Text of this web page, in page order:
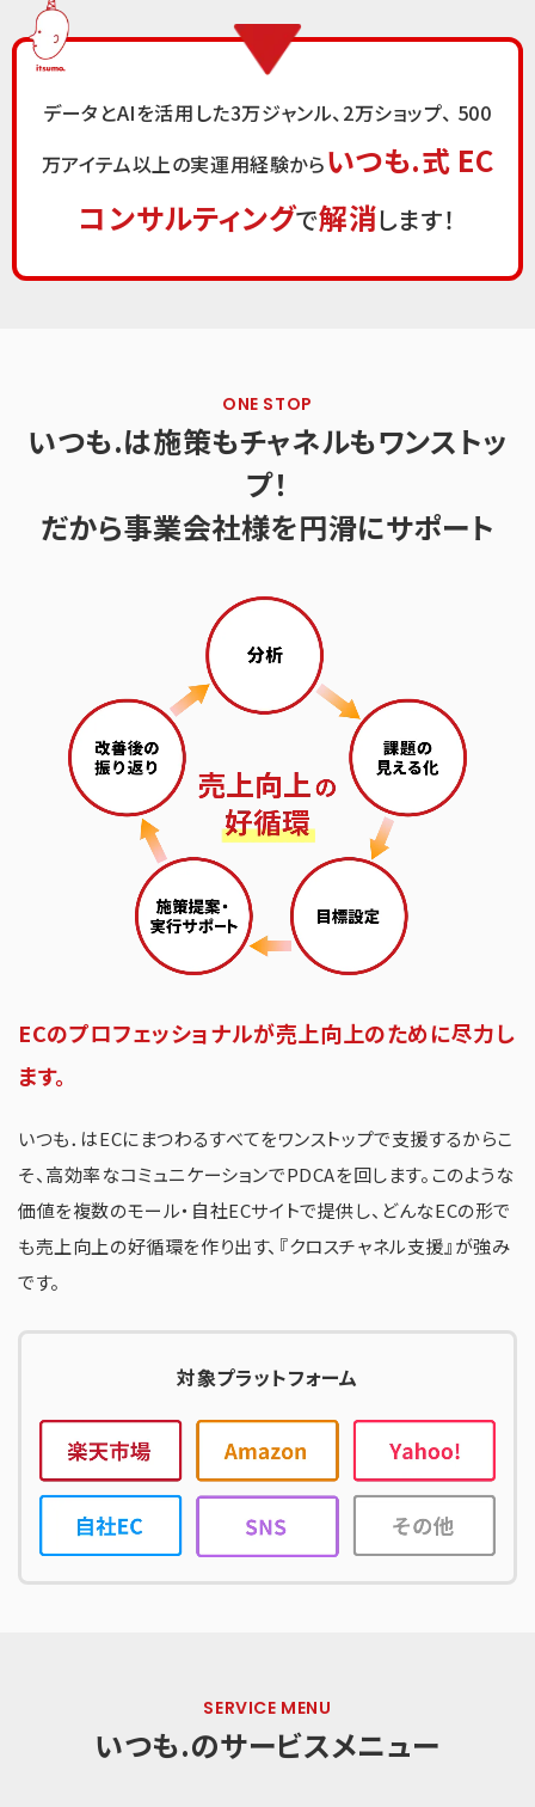
データとAIを活用した3万ジャンル、2万ショップ、 500
万アイテム以上の実運用経験からいつも.式 EC
コンサルティングで解消します！
ONE STOP
いつも.は施策もチャネルもワンストッ
プ！
だから事業会社様を円滑にサポート
ECのプロフェッショナルが売上向上のために尽力し
ます。
いつも．はECにまつわるすべてをワンストップで支援するからこ
そ、高効率なコミュニケーションでPDCAを回します。このような
価値を複数のモール・自社ECサイトで提供し、どんなECの形で
も売上向上の好循環を作り出す、『クロスチャネル支援』が強み
です。
対象プラットフォーム
SERVICE MENU
いつも.のサービスメニュー